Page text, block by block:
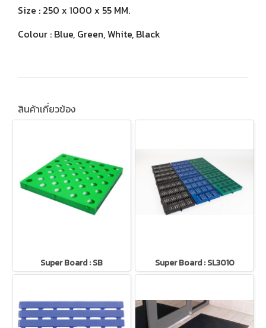
Size : 250 x 1000 x 55 MM.
Colour : Blue, Green, White, Black
สินค้าเกี่ยวข้อง
Super Board : SB Super Board : SL3010